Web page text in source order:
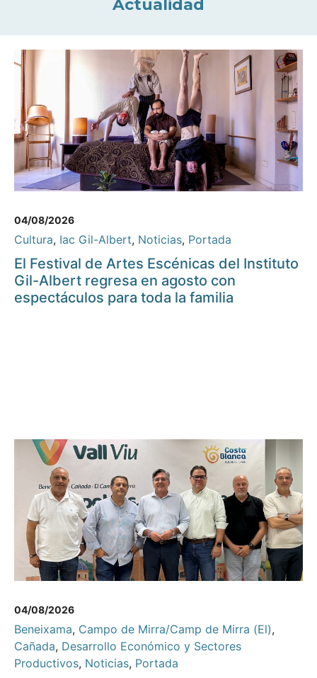
Actualidad
04/08/2026
Cultura, Iac Gil-Albert, Noticias, Portada
El Festival de Artes Escénicas del Instituto
Gil-Albert regresa en agosto con
espectáculos para toda la familia
04/08/2026
Beneixama, Campo de Mirra/Camp de Mirra (El),
Cañada, Desarrollo Económico y Sectores
Productivos, Noticias, Portada